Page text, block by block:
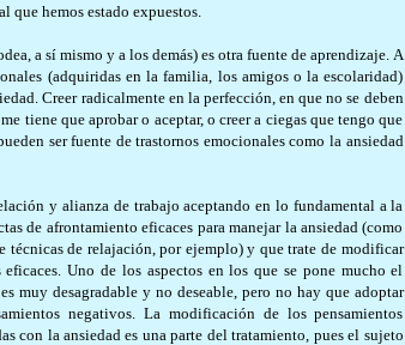
hemos estado expuestos.
a sí mismo y a los demás) es otra fuente de aprendizaje. A
(adquiridas en la familia, los amigos o la escolaridad)
Creer radicalmente en la perfección, en que no se deben
tiene que aprobar o aceptar, o creer a ciegas que tengo que
ser fuente de trastornos emocionales como la ansiedad
y alianza de trabajo aceptando en lo fundamental a la
de afrontamiento eficaces para manejar la ansiedad (como
técnicas de relajación, por ejemplo) y que trate de modificar
Uno de los aspectos en los que se pone mucho el
muy desagradable y no deseable, pero no hay que adoptar
negativos. La modificación de los pensamientos
con la ansiedad es una parte del tratamiento, pues el sujeto